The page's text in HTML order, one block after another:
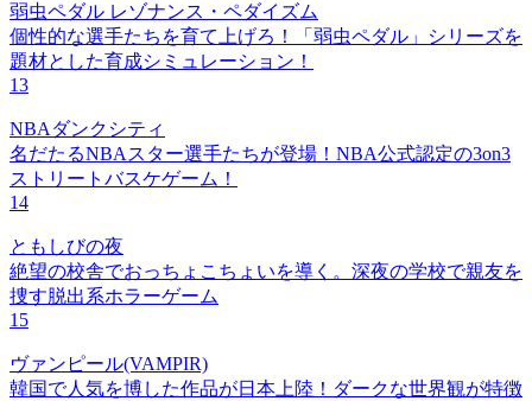
弱虫ペダル レゾナンス・ペダイズム
個性的な選手たちを育て上げろ！「弱虫ペダル」シリーズを
題材とした育成シミュレーション！
13
NBAダンクシティ
名だたるNBAスター選手たちが登場！NBA公式認定の3on3
ストリートバスケゲーム！
14
ともしびの夜
絶望の校舎でおっちょこちょいを導く。深夜の学校で親友を
捜す脱出系ホラーゲーム
15
ヴァンピール(VAMPIR)
韓国で人気を博した作品が日本上陸！ダークな世界観が特徴